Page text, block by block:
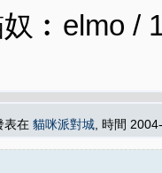
/
表在 貓咪派對城 , 時間